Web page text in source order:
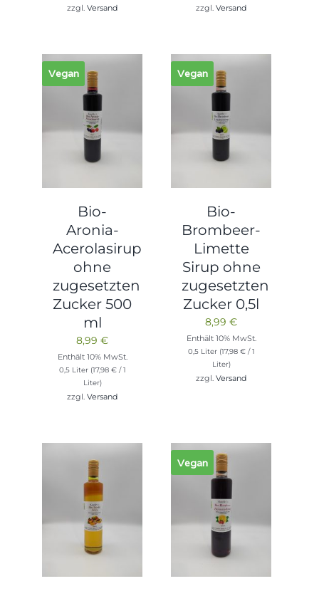
53,94 €
zzgl.Versand zzgl.Versand
Vegan
Bio-
Aronia-
Acerolasirup
ohne
zugesetzten
Zucker 500
ml
8,99€
Enthält 10% MwSt.
0,5 Liter (17,98 €/ 1
Liter)
zzgl.Versand
Vegan
Bio-
Brombeer-
Limette
Sirup ohne
zugesetzten
Zucker 0,5l
8,99€
Enthält 10% MwSt.
0,5 Liter (17,98 €/ 1
Liter)
zzgl.Versand
Vegan